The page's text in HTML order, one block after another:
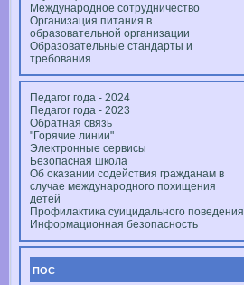
Международное сотрудничество
Организация питания в
образовательной организации
Образовательные стандарты и
требования
Педагог года - 2024
Педагог года - 2023
Обратная связь
"Горячие линии"
Электронные сервисы
Безопасная школа
Об оказании содействия гражданам в
случае международного похищения
детей
Профилактика суицидального поведения
Информационная безопасность
ПОС